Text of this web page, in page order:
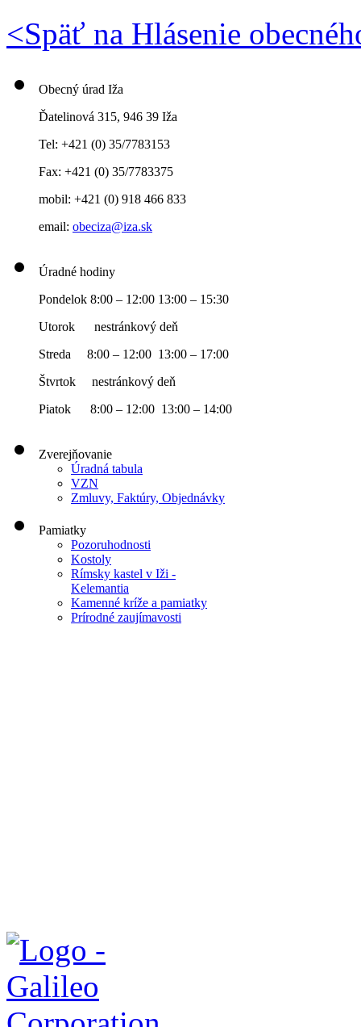
<Späť na Hlásenie
Obecný úrad Iža
Ďatelinová 315, 946 39 Iža
Tel: +421 (0) 35/7783153
Fax: +421 (0) 35/7783375
mobil: +421 (0) 918 466 833
email: obeciza@iza.sk
Úradné hodiny
Pondelok 8:00 – 12:00 13:00 – 15:30
Utorok nestránkový deň
Streda 8:00 – 12:00 13:00 – 17:00
Štvrtok nestránkový deň
Piatok 8:00 – 12:00 13:00 – 14:00
Zverejňovanie
Úradná tabula
VZN
Zmluvy, Faktúry, Objednávky
Pamiatky
Pozoruhodnosti
Kostoly
Rímsky kastel v Iži -
Kelemantia
Kamenné kríže a pamiatky
Prírodné zaujímavosti